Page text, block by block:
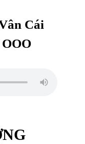
Cái